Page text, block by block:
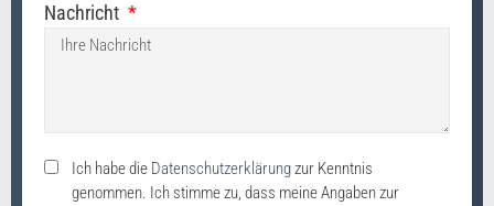
Nachricht
Ich habe die Datenschutzerklärungzur Kenntnis
genommen. Ich stimme zu, dass meine Angaben zur